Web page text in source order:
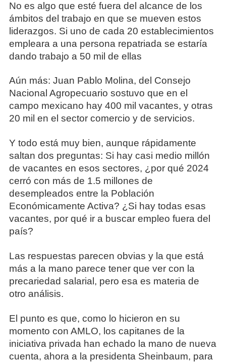
No es algo que esté fuera del alcance de los
ámbitos del trabajo en que se mueven estos
liderazgos. Si uno de cada 20 establecimientos
empleara a una persona repatriada se estaría
dando trabajo a 50 mil de ellas
Aún más: Juan Pablo Molina, del Consejo
Nacional Agropecuario sostuvo que en el
campo mexicano hay 400 mil vacantes, y otras
20 mil en el sector comercio y de servicios.
Y todo está muy bien, aunque rápidamente
saltan dos preguntas: Si hay casi medio millón
de vacantes en esos sectores, ¿por qué 2024
cerró con más de 1.5 millones de
desempleados entre la Población
Económicamente Activa? ¿Si hay todas esas
vacantes, por qué ir a buscar empleo fuera del
país?
Las respuestas parecen obvias y la que está
más a la mano parece tener que ver con la
precariedad salarial, pero esa es materia de
otro análisis.
El punto es que, como lo hicieron en su
momento con AMLO, los capitanes de la
iniciativa privada han echado la mano de nueva
cuenta, ahora a la presidenta Sheinbaum, para